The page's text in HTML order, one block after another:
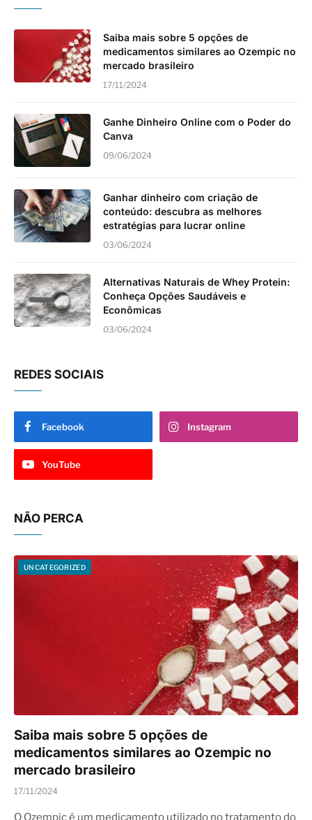
Saiba mais sobre 5 opções de
medicamentos similares ao Ozempic no
mercado brasileiro
17/11/2024
Ganhe Dinheiro Online com o Poder do
Canva
09/06/2024
Ganhar dinheiro com criação de
conteúdo: descubra as melhores
estratégias para lucrar online
03/06/2024
Alternativas Naturais de Whey Protein:
Conheça Opções Saudáveis e
Econômicas
03/06/2024
REDES SOCIAIS
Facebook Instagram
YouTube
NÃO PERCA
UNCATEGORIZED
Saiba mais sobre 5 opções de
medicamentos similares ao Ozempic no
mercado brasileiro
17/11/2024
O Ozempic é um medicamento utilizado no tratamento do